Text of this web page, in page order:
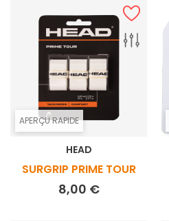
APERÇU RAPIDE
HEAD
SURGRIP PRIME TOUR
8,00 €Prix